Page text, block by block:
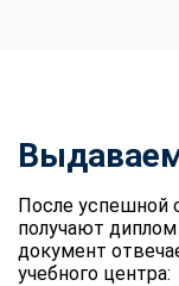
После успешной
получают
документ
учебного центра: